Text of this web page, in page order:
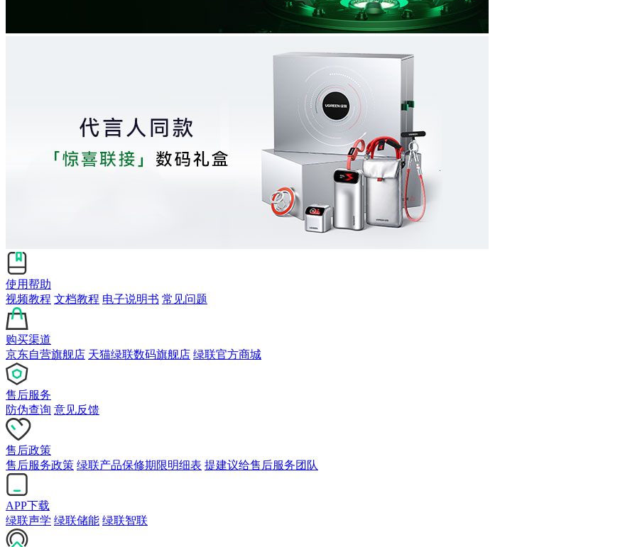
使用帮助
视频教程 文档教程 电子说明书 常见问题
购买渠道
京东自营旗舰店 天猫绿联数码旗舰店 绿联官方商城
售后服务
防伪查询 意见反馈
售后政策
售后服务政策 绿联产品保修期限明细表 提建议给售后服务团队
APP下载
绿联声学 绿联储能 绿联智联